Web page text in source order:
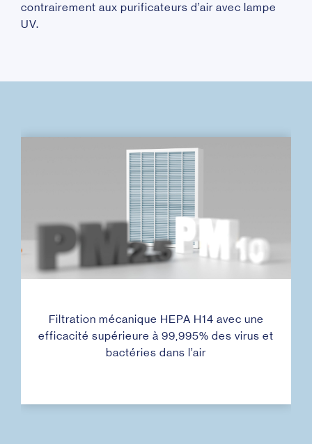
contrairement aux purificateurs d’air avec lampe
UV.
Filtration mécanique HEPA H14 avec une
efficacité supérieure à 99,995% des virus et
bactéries dans l’air